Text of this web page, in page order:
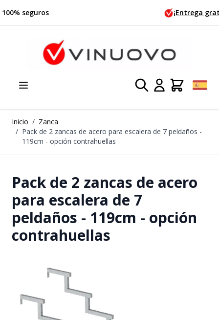
Inicio / Zanca
/ Pack de 2 zancas de acero para escalera de 7 peldaños -
119cm - opción contrahuellas
Pack de 2 zancas de acero
para escalera de 7
peldaños - 119cm - opción
contrahuellas